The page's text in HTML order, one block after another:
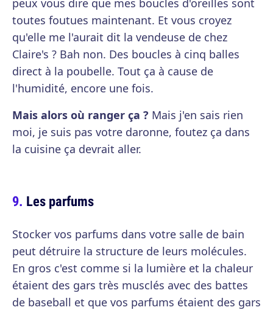
peux vous dire que mes boucles d'oreilles sont
toutes foutues maintenant. Et vous croyez
qu'elle me l'aurait dit la vendeuse de chez
Claire's ? Bah non. Des boucles à cinq balles
direct à la poubelle. Tout ça à cause de
l'humidité, encore une fois.
Mais alors où ranger ça ? Mais j'en sais rien
moi, je suis pas votre daronne, foutez ça dans
la cuisine ça devrait aller.
Les parfums
Stocker vos parfums dans votre salle de bain
peut détruire la structure de leurs molécules.
En gros c'est comme si la lumière et la chaleur
étaient des gars très musclés avec des battes
de baseball et que vos parfums étaient des gars